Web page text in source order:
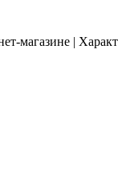
магазине |